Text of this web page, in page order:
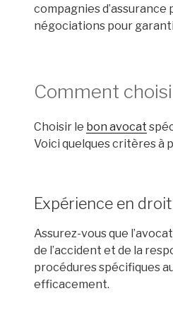
compagnies
négociations pour
Comment
Choisir le bon avocat
Voici quelques critères à
Expérience en
Assurez-vous que
de l’accident et de la
procédures spécifiques
efficacement.